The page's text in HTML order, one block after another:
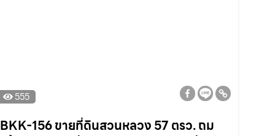
555
BKK-156 ขายที่ดินสวนหลวง 57 ตรว. ถม